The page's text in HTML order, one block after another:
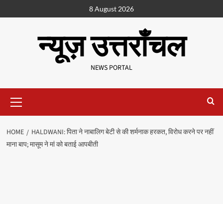
8 August 2026
न्यूज़ उत्तराँचल
NEWS PORTAL
HOME
HALDWANI: पिता ने नाबालिग बेटी से की शर्मनाक हरकत, विरोध करने पर नहीं
माना बाप; मासूम ने मां को बताई आपबीती